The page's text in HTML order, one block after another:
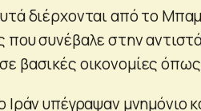
διέρχονται από το
που συνέβαλε στην
βασικές οικονομίες
Ιράν υπέγραψαν μνημόνιο